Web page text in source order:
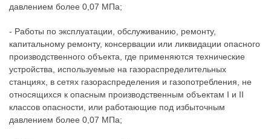
давлением более 0,07 МПа;
- Работы по эксплуатации, обслуживанию, ремонту,
капитальному ремонту, консервации или ликвидации опасного
производственного объекта, где применяются технические
устройства, используемые на газораспределительных
станциях, в сетях газораспределения и газопотребления, не
относящихся к опасным производственным объектам I и II
классов опасности, или работающие под избыточным
давлением более 0,07 МПа;